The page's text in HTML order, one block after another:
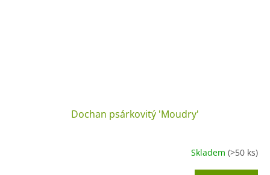
Dochan psárkovitý 'Moudry'
Skladem (>50 ks)